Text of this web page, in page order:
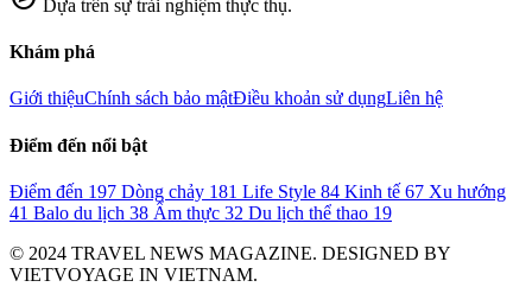
Dựa trên sự trải nghiệm thực thụ.
Khám phá
Giới thiệuChính sách bảo mậtĐiều khoản sử dụngLiên hệ
Điểm đến nổi bật
Điểm đến 197 Dòng chảy 181 Life Style 84 Kinh tế 67 Xu hướng
41 Balo du lịch 38 Ẩm thực 32 Du lịch thể thao 19
© 2024 TRAVEL NEWS MAGAZINE. DESIGNED BY
VIETVOYAGE IN VIETNAM.